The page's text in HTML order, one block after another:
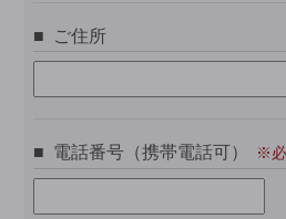
ご住所
電話番号（携帯電話可）